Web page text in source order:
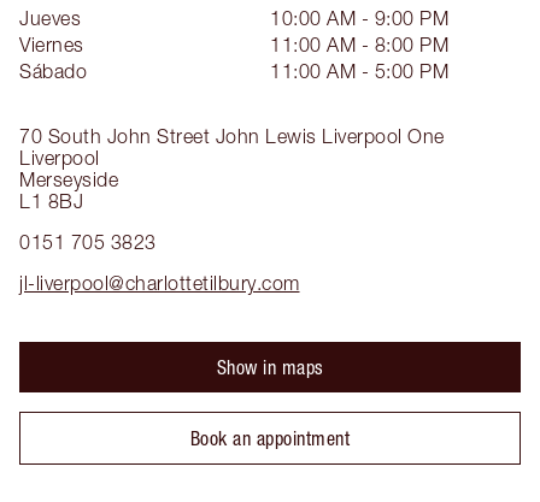
70 South John Street John Lewis Liverpool One
Liverpool
Merseyside
L1 8BJ
0151 705 3823
jl-liverpool@charlottetilbury.com
Jueves
10:00 AM - 9:00 PM
Viernes
11:00 AM - 8:00 PM
Sábado
11:00 AM - 5:00 PM
Show in maps
Book an appointment